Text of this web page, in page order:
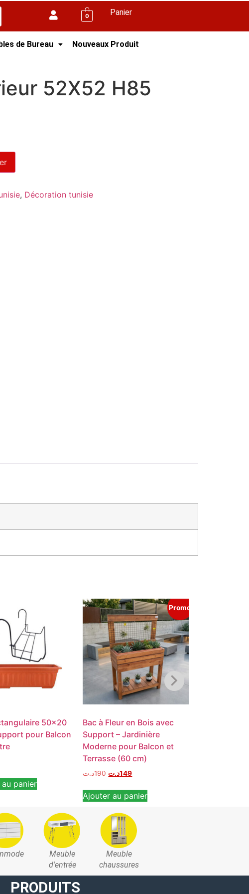
0 Panier
de Bureau Nouveaux Produit
52X52 H85
, Décoration tunisie
50×20
pour Balcon
panier
Promo
Bac à Fleur en Bois avec
Support – Jardinière
Moderne pour Balcon et
Terrasse (60 cm)
190د.ت 149د.ت
Ajouter au panier
Meuble
d'entrée
Meuble
chaussures
PRODUITS